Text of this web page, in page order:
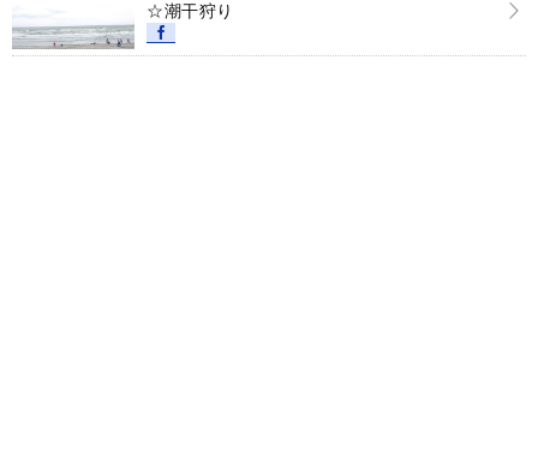
☆潮干狩り